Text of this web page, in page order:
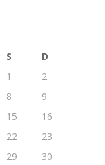
S
D
1
2
8
9
15
16
22
23
29
30